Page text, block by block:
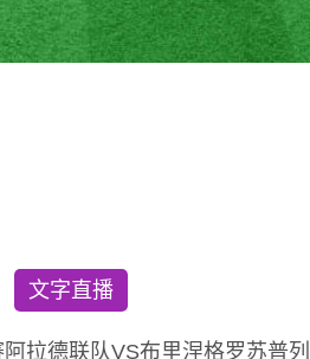
文字直播
拉德联队VS布里涅格罗苏普